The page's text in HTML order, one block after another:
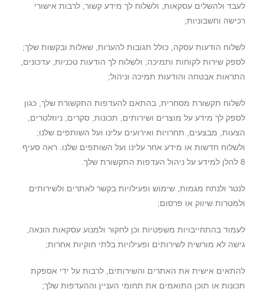
לעבד ולהשלים עסקאות, ולשלוח לך מידע קשור, לרבות אישורי
רכישה וחשבוניות;
לשלוח הודעות עסקה, כולל תגובות להערות, שאלות ובקשות שלך;
לספק שירות לקוחות ותמיכה; ולשלוח לך הודעות טכניות, עדכונים,
התראות אבטחה והודעות תמיכה וניהול;
לשלוח תקשורת מסחרית, בהתאם להעדפות התקשורת שלך, כגון
לספק לך מידע על מוצרים ושירותים, תכונות, סקרים, ניוזלטרים,
הצעות, מבצעים, תחרויות ואירועים עלינו ועל השותפים שלנו;
ולשלוח חדשות או מידע אחר עלינו ועל השותפים שלנו. ראה סעיף
8 להלן למידע על ניהול העדפות התקשורת שלך.
לנטר ולנתח מגמות, שימוש ופעילויות בקשר לאתרים ולשירותים
ולמטרות שיווק או פרסום;
לעמוד בהתחייבויות משפטיות וכן לחקור ולמנוע עסקאות הונאה,
גישה לא מורשית לשירותים ופעילויות בלתי חוקיות אחרות;
להתאים אישית את האתרים והשירותים, לרבות על ידי אספקת
תכונות או תוכן התואמים את תחומי העניין וההעדפות שלך;